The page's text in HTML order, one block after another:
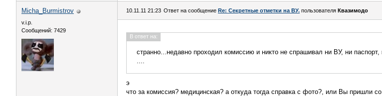
Micha_Burmistrov
v.i.p.
Сообщений: 7429
10.11.11 21:23 Ответ на сообщение Re: Секретные отметки на ВУ. пользователя Квазимодо
В ответ на:
странно...недавно проходил комиссию и никто не спрашивал ни ВУ, ни
....
э
что за комиссия? медицинская? а откуда тогда справка с фото?, или Вы пришли